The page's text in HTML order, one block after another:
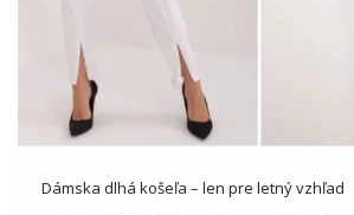
Dámska dlhá košeľa – len pre letný vzhľad